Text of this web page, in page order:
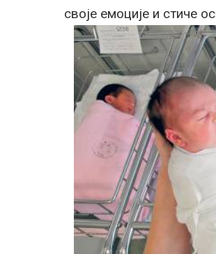
своје емоције и стиче